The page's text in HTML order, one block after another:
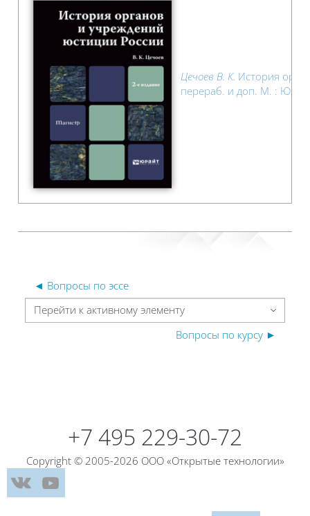
Цечоев В. К. История
перераб. и доп. М. :
◄ Вопросы по эссе
Перейти к активному элементу
Вопросы по курсу ►
+7 495 229-30-72
Copyright © 2005-2026 ООО «Открытые технологии»